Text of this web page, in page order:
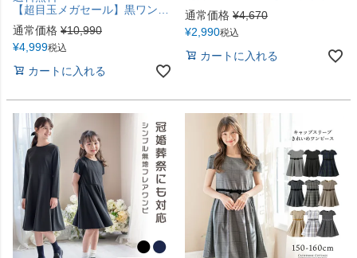
【超目玉メガセール】黒ワンピースとボレロセット入学式スーツ 前プリーツ袖なしワンピース＆白襟ボレロ2点セットTAK
通常価格 ¥10,990
¥4,999税込
カートに入れる
通常価格 ¥4,670
¥2,990税込
カートに入れる